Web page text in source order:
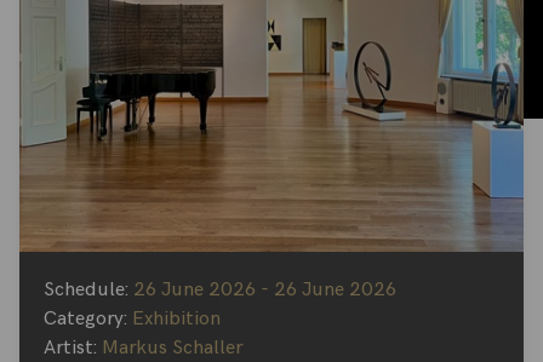
Schedule: 26 June 2026 - 26 June 2026
Category: Exhibition
Artist: Markus Schaller